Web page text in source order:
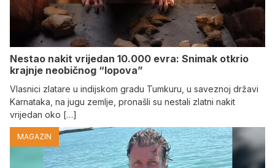
Nestao nakit vrijedan 10.000 evra: Snimak otkrio
krajnje neobičnog “lopova”
Vlasnici zlatare u indijskom gradu Tumkuru, u saveznoj državi
Karnataka, na jugu zemlje, pronašli su nestali zlatni nakit
vrijedan oko […]
MAGAZIN